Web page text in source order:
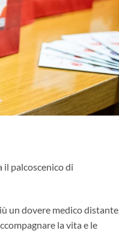
il palcoscenico di
un dovere medico distante,
la vita e le